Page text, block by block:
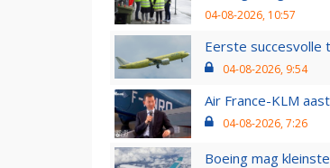
04-08-2026, 10:57
Eerste succesvolle
04-08-2026, 9:54
Air France-KLM
04-08-2026, 7:26
Boeing mag